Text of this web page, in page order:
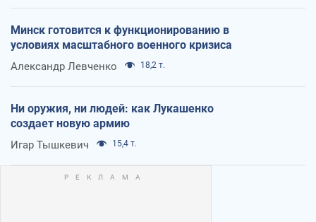
Минск готовится к функционированию в
условиях масштабного военного кризиса
Александр Левченко 18,2 т.
Ни оружия, ни людей: как Лукашенко
создает новую армию
Игар Тышкевич 15,4 т.